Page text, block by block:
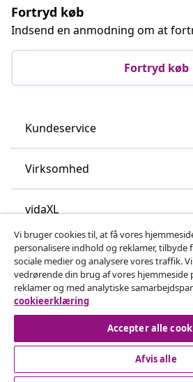
Fortryd køb
Indsend en anmodning om at
Fortryd køb
Kundeservice
Virksomhed
vidaXL
Opdag mere
© 2008-2026 www.vidaxl.dk er et
Marketplace Europe
Vi bruger cookies til, at få vores
personalisere indhold og reklamer,
sociale medier og analysere vores traffik.
vedrørende din brug af vores hjemmeside
reklamer og med analytiske
cookieerklæring
Accepter alle
Afvis alle